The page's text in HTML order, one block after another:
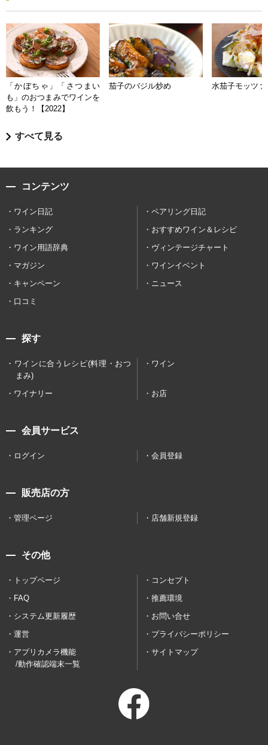
「かぼちゃ」「さつまい
も」のおつまみでワインを
飲もう！【2022】
茄子のバジル炒め 水茄子モッツァ
すべて見る
コンテンツ
ワイン日記
ペアリング日記
ランキング
おすすめワイン＆レシピ
ワイン用語辞典
ヴィンテージチャート
マガジン
ワインイベント
キャンペーン
ニュース
口コミ
探す
ワインに合うレシピ(料理・おつ
まみ)
ワイン
ワイナリー お店
会員サービス
ログイン 会員登録
販売店の方
管理ページ 店舗新規登録
その他
トップページ
コンセプト
FAQ
推薦環境
システム更新履歴
お問い合せ
運営
プライバシーポリシー
アプリカメラ機能
/動作確認端末一覧
サイトマップ